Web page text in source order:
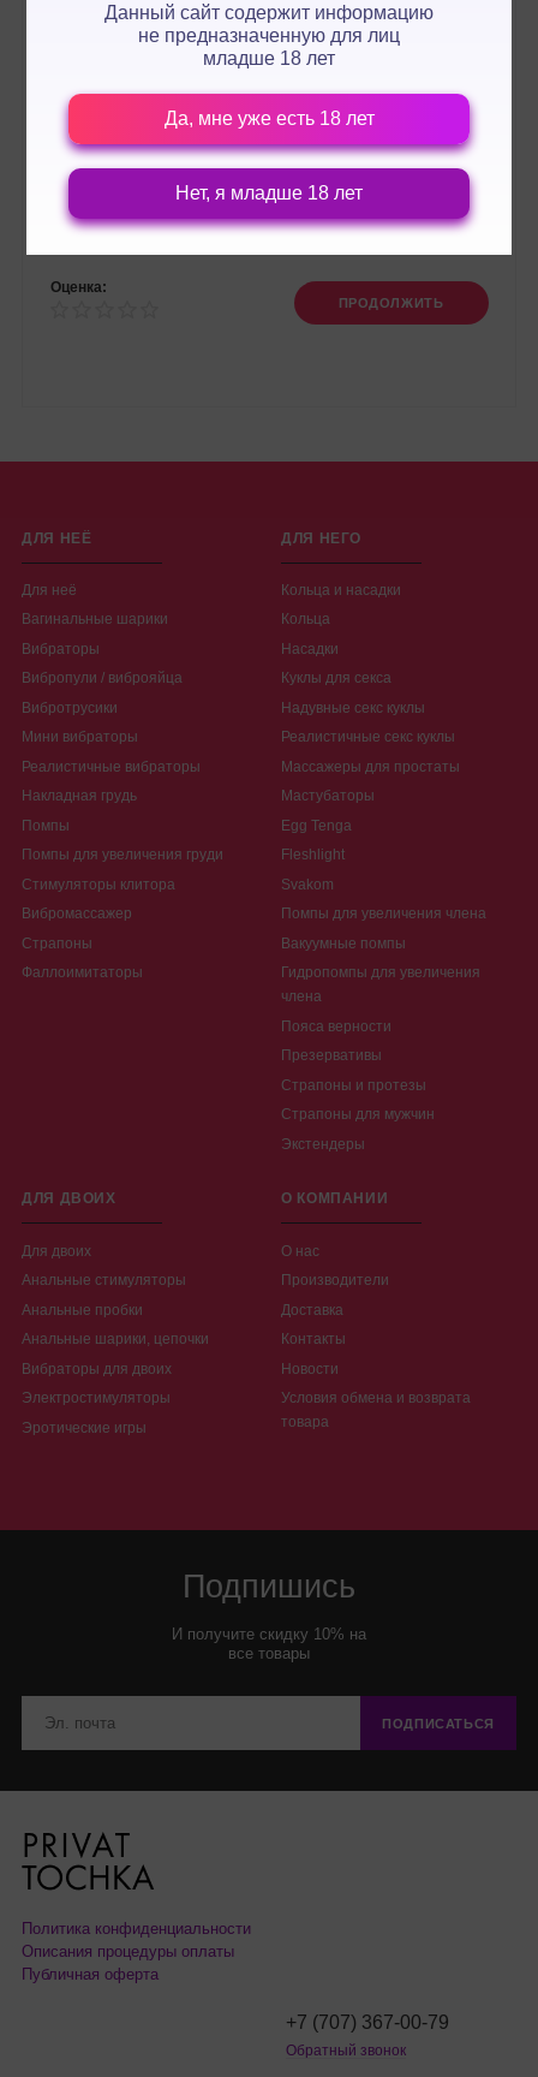
Данный сайт содержит информацию
не предназначенную для лиц
младше 18 лет
Да, мне уже есть 18 лет
Нет, я младше 18 лет
Оценка:
ПРОДОЛЖИТЬ
ДЛЯ НЕЁ
Для неё
Вагинальные шарики
Вибраторы
Вибропули / виброяйца
Вибротрусики
Мини вибраторы
Реалистичные вибраторы
Накладная грудь
Помпы
Помпы для увеличения груди
Стимуляторы клитора
Вибромассажер
Страпоны
Фаллоимитаторы
ДЛЯ НЕГО
Кольца и насадки
Кольца
Насадки
Куклы для секса
Надувные секс куклы
Реалистичные секс куклы
Массажеры для простаты
Мастубаторы
Egg Tenga
Fleshlight
Svakom
Помпы для увеличения члена
Вакуумные помпы
Гидропомпы для увеличения
члена
Пояса верности
Презервативы
Страпоны и протезы
Страпоны для мужчин
Экстендеры
ДЛЯ ДВОИХ
Для двоих
Анальные стимуляторы
Анальные пробки
Анальные шарики, цепочки
Вибраторы для двоих
Электростимуляторы
Эротические игры
О КОМПАНИИ
О нас
Производители
Доставка
Контакты
Новости
Условия обмена и возврата
товара
Подпишись
И получите скидку 10% на
все товары
ПОДПИСАТЬСЯ
Политика конфиденциальности
Описания процедуры оплаты
Публичная оферта
+7 (707) 367-00-79
Обратный звонок